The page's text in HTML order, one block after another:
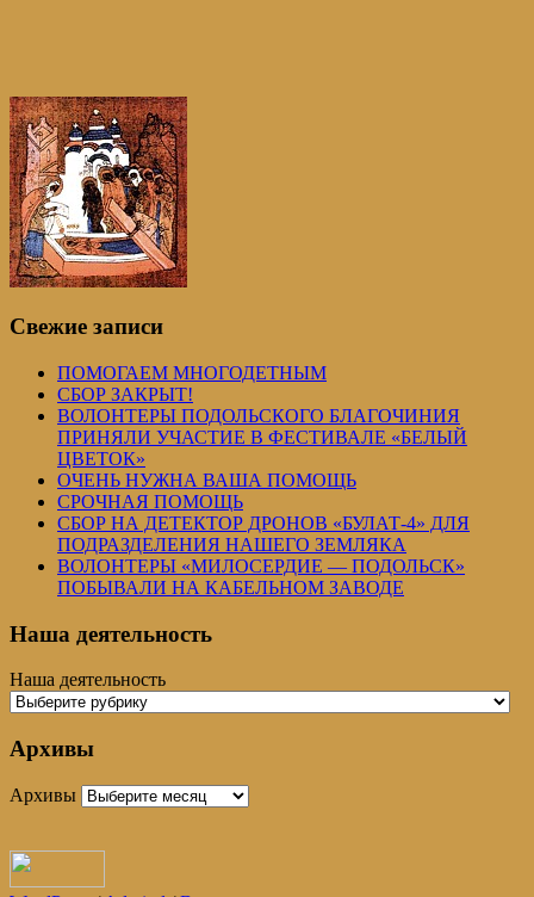
Свежие записи
ПОМОГАЕМ МНОГОДЕТНЫМ
СБОР ЗАКРЫТ!
ВОЛОНТЕРЫ ПОДОЛЬСКОГО БЛАГОЧИНИЯ
ПРИНЯЛИ УЧАСТИЕ В ФЕСТИВАЛЕ «БЕЛЫЙ
ЦВЕТОК»
ОЧЕНЬ НУЖНА ВАША ПОМОЩЬ
СРОЧНАЯ ПОМОЩЬ
СБОР НА ДЕТЕКТОР ДРОНОВ «БУЛАТ-4» ДЛЯ
ПОДРАЗДЕЛЕНИЯ НАШЕГО ЗЕМЛЯКА
ВОЛОНТЕРЫ «МИЛОСЕРДИЕ — ПОДОЛЬСК»
ПОБЫВАЛИ НА КАБЕЛЬНОМ ЗАВОДЕ
Наша деятельность
Наша деятельность
Архивы
Архивы